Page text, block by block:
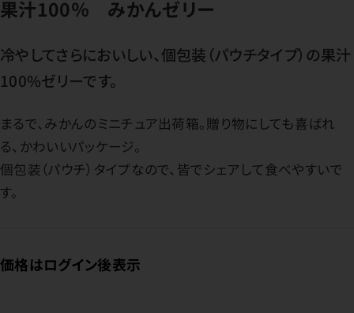
果汁100％ みかんゼリー
冷やしてさらにおいしい、個包装（パウチタイプ）の果汁
100%ゼリーです。
まるで、みかんのミニチュア出荷箱。贈り物にしても喜ばれ
る、かわいいパッケージ。
個包装（パウチ）タイプなので、皆でシェアして食べやすいで
す。
価格はログイン後表示